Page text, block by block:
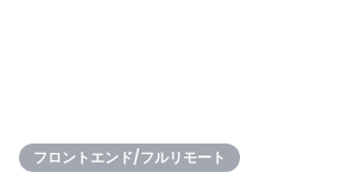
フロントエンド/フルリモート